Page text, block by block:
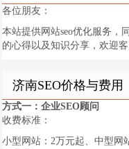
各位朋友：
本站提供网站seo优化服务，
的心得以及知识分享，欢迎
济南SEO价格与费用
方式一：企业SEO顾问
收费标准：
小型网站：2万元起、中型网